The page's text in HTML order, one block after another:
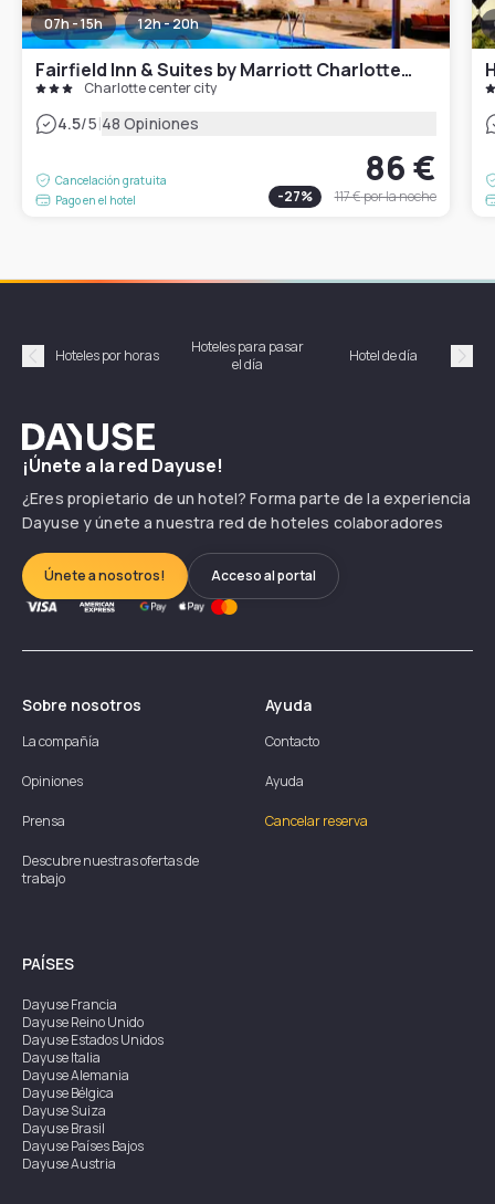
07h - 15h 12h - 20h
Fairfield Inn & Suites by Marriott Charlotte Uptown
Charlotte center city
4.5/5|48 Opiniones
Cancelación gratuita
Pago en el hotel
86 €
-27% 117 €por la noche
Précédent
Hoteles por horas
Hoteles para pasar
el día
Hotel de día
Dayuse
¡Únete a la red Dayuse!
¿Eres propietario de un hotel? Forma parte de la experiencia
Dayuse y únete a nuestra red de hoteles colaboradores
Únete a nosotros! Acceso al portal
Sobre nosotros
La compañía
Opiniones
Prensa
Descubre nuestras ofertas de
trabajo
Ayuda
Contacto
Ayuda
Cancelar reserva
PAÍSES
DayuseFrancia
DayuseReino Unido
DayuseEstados Unidos
DayuseItalia
DayuseAlemania
DayuseBélgica
DayuseSuiza
DayuseBrasil
DayusePaíses Bajos
DayuseAustria